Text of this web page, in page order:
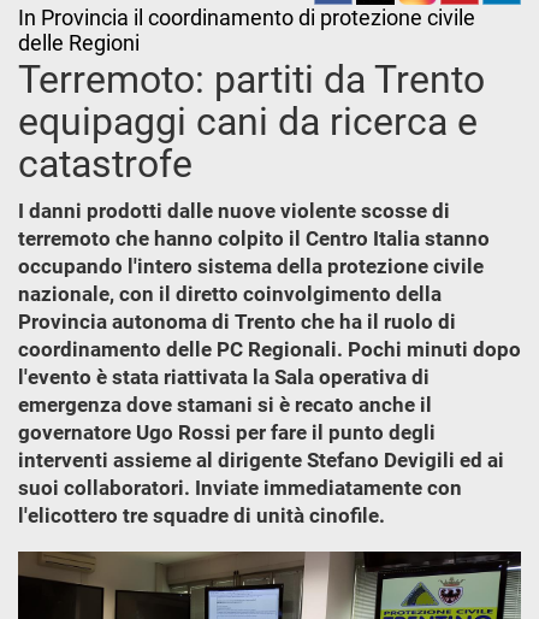
In Provincia il coordinamento di protezione civile
delle Regioni
Terremoto: partiti da Trento
equipaggi cani da ricerca e
catastrofe
I danni prodotti dalle nuove violente scosse di
terremoto che hanno colpito il Centro Italia stanno
occupando l'intero sistema della protezione civile
nazionale, con il diretto coinvolgimento della
Provincia autonoma di Trento che ha il ruolo di
coordinamento delle PC Regionali. Pochi minuti dopo
l'evento è stata riattivata la Sala operativa di
emergenza dove stamani si è recato anche il
governatore Ugo Rossi per fare il punto degli
interventi assieme al dirigente Stefano Devigili ed ai
suoi collaboratori. Inviate immediatamente con
l'elicottero tre squadre di unità cinofile.